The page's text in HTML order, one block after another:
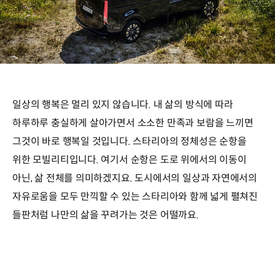
일상의 행복은 멀리 있지 않습니다. 내 삶의 방식에 따라
하루하루 충실하게 살아가면서 소소한 만족과 보람을 느끼면
그것이 바로 행복일 것입니다. 스타리아의 정체성은 순항을
위한 모빌리티입니다. 여기서 순항은 도로 위에서의 이동이
아닌, 삶 전체를 의미하겠지요. 도시에서의 일상과 자연에서의
자유로움을 모두 만끽할 수 있는 스타리아와 함께 넓게 펼쳐진
들판처럼 나만의 삶을 꾸려가는 것은 어떨까요.